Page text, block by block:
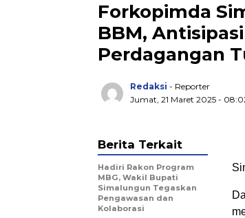
Forkopimda
BBM,
Perdagangan
Redaksi - Reporter
Jumat, 21 Maret 2025 -
Berita Terkait
Hadiri Rakon Program
MBG, Wakil Bupati
Simalungun Tegaskan
Pengawasan dan
Kolaborasi